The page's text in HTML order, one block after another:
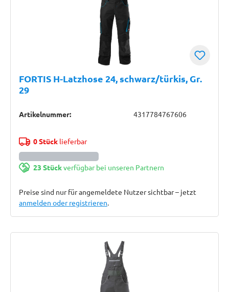
FORTIS H-Latzhose 24, schwarz/türkis, Gr.
29
Artikelnummer: 4317784767606
0 Stücklieferbar
23 Stückverfügbar bei unseren Partnern
Preise sind nur für angemeldete Nutzer sichtbar – jetzt
anmelden oder registrieren.